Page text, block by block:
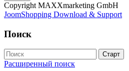
Copyright MAXXmarketing GmbH
JoomShopping Download & Support
Поиск
Расширенный поиск